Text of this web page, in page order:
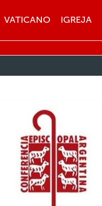
VATICANO IGREJA